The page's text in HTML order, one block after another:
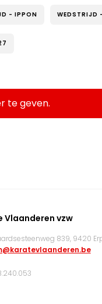
- IPPON WEDSTRIJD
te geven.
Vlaanderen vzw
839, 9420